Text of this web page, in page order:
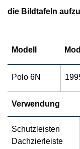
die Bildtafeln
Modell
Polo 6N
Verwendung
Schutzleisten
Dachzierleiste